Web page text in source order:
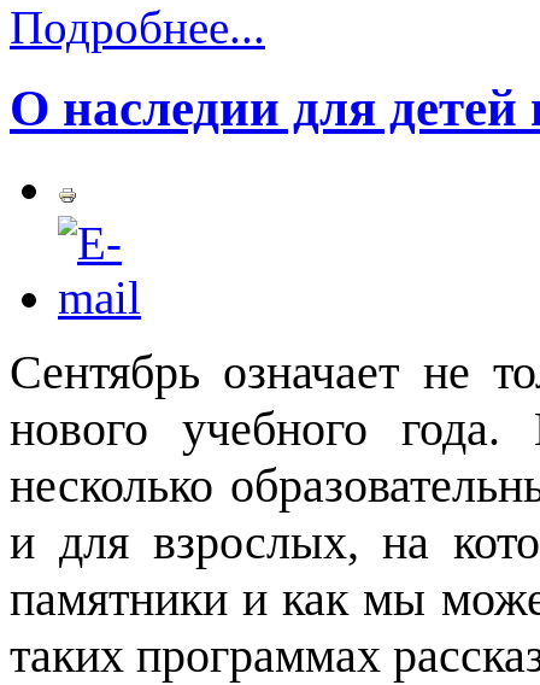
Подробнее...
О наследии для детей
Сентябрь означает не
нового учебного
несколько
и для взрослых, на
памятники и как мы
таких программах